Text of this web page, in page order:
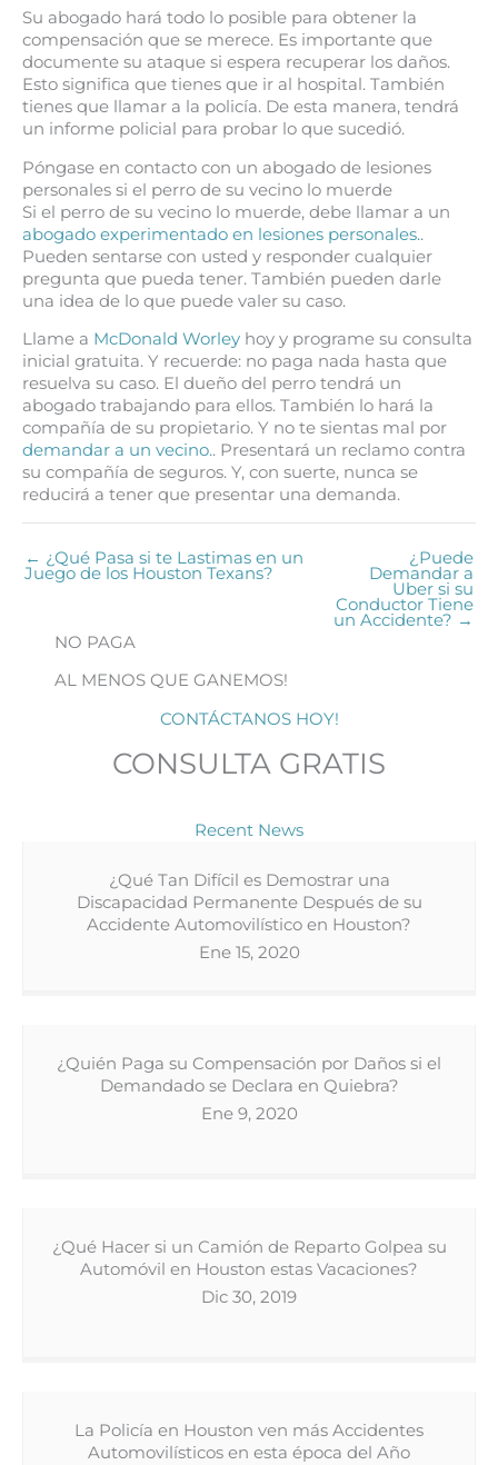
Su abogado hará todo lo posible para obtener la
compensación que se merece. Es importante que
documente su ataque si espera recuperar los daños.
Esto significa que tienes que ir al hospital. También
tienes que llamar a la policía. De esta manera, tendrá
un informe policial para probar lo que sucedió.
Póngase en contacto con un abogado de lesiones
personales si el perro de su vecino lo muerde
Si el perro de su vecino lo muerde, debe llamar a un
abogado experimentado en lesiones personales..
Pueden sentarse con usted y responder cualquier
pregunta que pueda tener. También pueden darle
una idea de lo que puede valer su caso.
Llame a McDonald Worley hoy y programe su consulta
inicial gratuita. Y recuerde: no paga nada hasta que
resuelva su caso. El dueño del perro tendrá un
abogado trabajando para ellos. También lo hará la
compañía de su propietario. Y no te sientas mal por
demandar a un vecino.. Presentará un reclamo contra
su compañía de seguros. Y, con suerte, nunca se
reducirá a tener que presentar una demanda.
← ¿Qué Pasa si te Lastimas en un
Juego de los Houston Texans?
¿Puede
Demandar a
Uber si su
Conductor Tiene
un Accidente? →
NO PAGA
AL MENOS QUE GANEMOS!
CONTÁCTANOS HOY!
CONSULTA GRATIS
Recent News
¿Qué Tan Difícil es Demostrar una
Discapacidad Permanente Después de su
Accidente Automovilístico en Houston?
Ene 15, 2020
¿Quién Paga su Compensación por Daños si el
Demandado se Declara en Quiebra?
Ene 9, 2020
¿Qué Hacer si un Camión de Reparto Golpea su
Automóvil en Houston estas Vacaciones?
Dic 30, 2019
La Policía en Houston ven más Accidentes
Automovilísticos en esta época del Año